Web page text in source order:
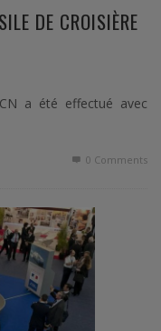
DE CROISIÈRE
a été effectué avec
0 Comments